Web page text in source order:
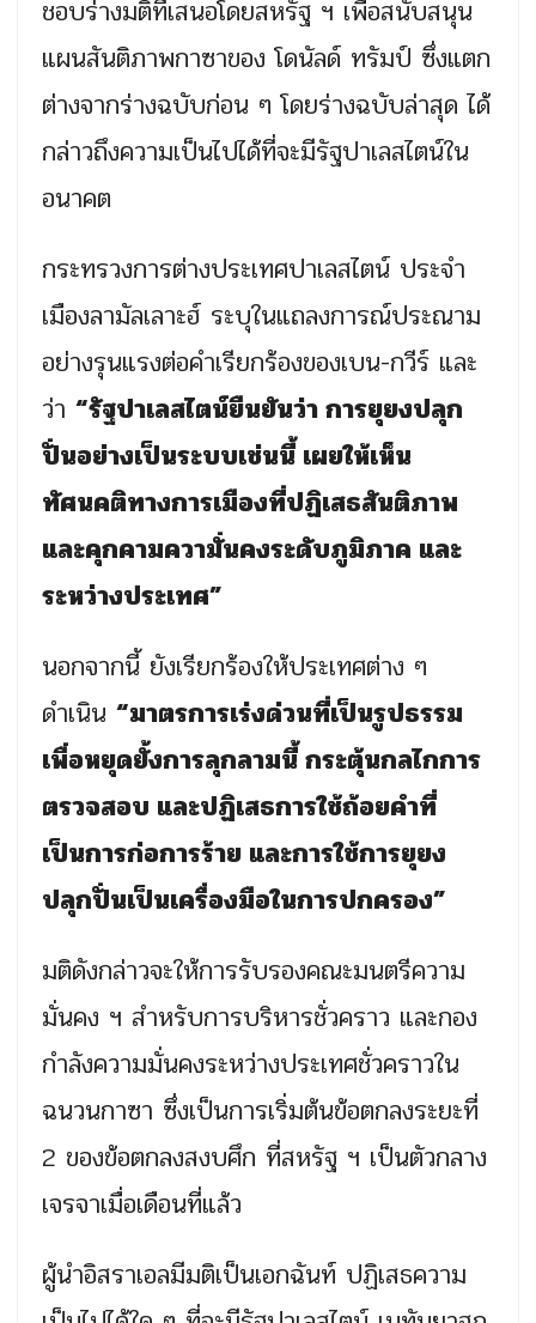
ชอบร่างมติที่เสนอโดยสหรัฐ ฯ เพื่อสนับสนุน
แผนสันติภาพกาซาของ โดนัลด์ ทรัมป์ ซึ่งแตก
ต่างจากร่างฉบับก่อน ๆ โดยร่างฉบับล่าสุด ได้
กล่าวถึงความเป็นไปได้ที่จะมีรัฐปาเลสไตน์ใน
อนาคต
กระทรวงการต่างประเทศปาเลสไตน์ ประจำ
เมืองลามัลเลาะฮ์ ระบุในแถลงการณ์ประณาม
อย่างรุนแรงต่อคำเรียกร้องของเบน-กวีร์ และ
ว่า “รัฐปาเลสไตน์ยืนยันว่า การยุยงปลุก
ปั่นอย่างเป็นระบบเช่นนี้ เผยให้เห็น
ทัศนคติทางการเมืองที่ปฏิเสธสันติภาพ
และคุกคามความั่นคงระดับภูมิภาค และ
ระหว่างประเทศ”
นอกจากนี้ ยังเรียกร้องให้ประเทศต่าง ๆ
ดำเนิน “มาตรการเร่งด่วนที่เป็นรูปธรรม
เพื่อหยุดยั้งการลุกลามนี้ กระตุ้นกลไกการ
ตรวจสอบ และปฏิเสธการใช้ถ้อยคำที่
เป็นการก่อการร้าย และการใช้การยุยง
ปลุกปั่นเป็นเครื่องมือในการปกครอง”
มติดังกล่าวจะให้การรับรองคณะมนตรีความ
มั่นคง ฯ สำหรับการบริหารชั่วคราว และกอง
กำลังความมั่นคงระหว่างประเทศชั่วคราวใน
ฉนวนกาซา ซึ่งเป็นการเริ่มต้นข้อตกลงระยะที่
2 ของข้อตกลงสงบศึก ที่สหรัฐ ฯ เป็นตัวกลาง
เจรจาเมื่อเดือนที่แล้ว
ผู้นำอิสราเอลมีมติเป็นเอกฉันท์ ปฏิเสธความ